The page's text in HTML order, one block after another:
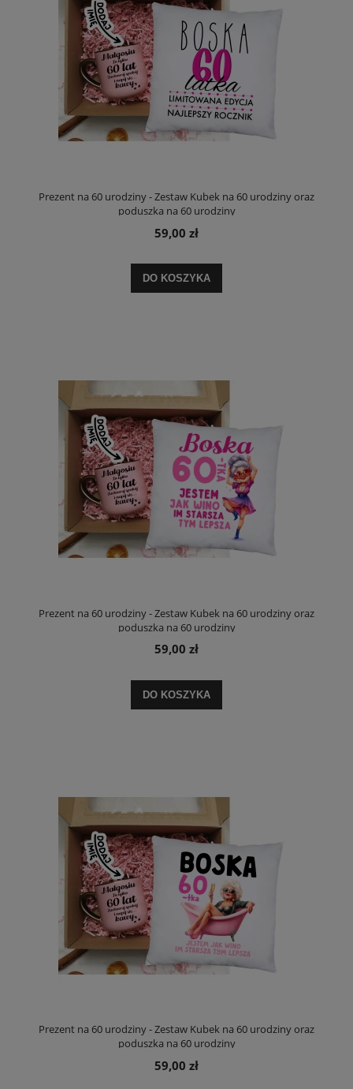
Prezent na 60 urodziny - Zestaw Kubek na 60 urodziny oraz
poduszka na 60 urodziny
59,00 zł
DO KOSZYKA
Prezent na 60 urodziny - Zestaw Kubek na 60 urodziny oraz
poduszka na 60 urodziny
59,00 zł
DO KOSZYKA
Prezent na 60 urodziny - Zestaw Kubek na 60 urodziny oraz
poduszka na 60 urodziny
59,00 zł